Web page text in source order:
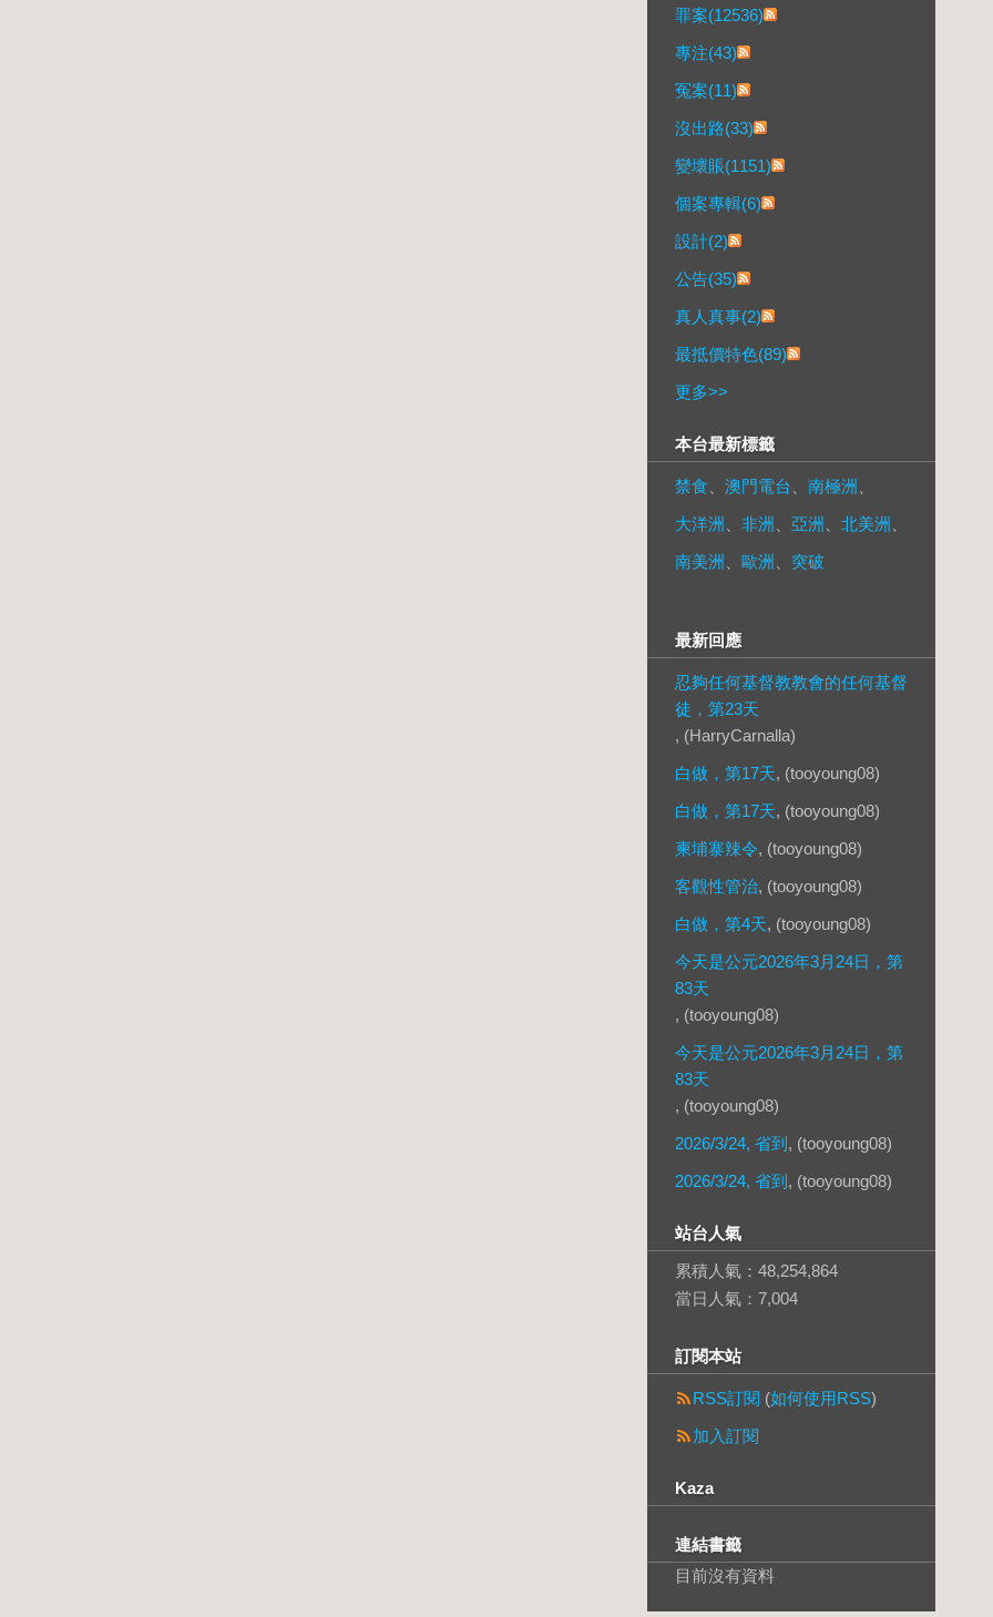
罪案(12536)
專注(43)
冤案(11)
沒出路(33)
變壞賬(1151)
個案專輯(6)
設計(2)
公告(35)
真人真事(2)
最抵價特色(89)
更多>>
本台最新標籤
禁食 澳門電台 南極洲
大洋洲
非洲 亞洲 北美洲
南美洲
歐洲 突破
最新回應
忍夠任何基督教教會的任何基督
徒，第23天
, (HarryCarnalla)
白做，第17天, (tooyoung08)
白做，第17天, (tooyoung08)
柬埔寨辣令, (tooyoung08)
客觀性管治, (tooyoung08)
白做，第4天, (tooyoung08)
今天是公元2026年3月24日，第
83天
, (tooyoung08)
今天是公元2026年3月24日，第
83天
, (tooyoung08)
2026/3/24, 省到 , (tooyoung08)
2026/3/24, 省到 , (tooyoung08)
站台人氣
累積人氣： 48,254,864
當日人氣： 7,004
訂閱本站
RSS訂閱 (如何使用RSS)
加入訂閱
Kaza
連結書籤
目前沒有資料